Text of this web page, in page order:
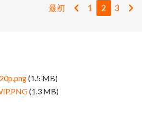
最初 1 2 3
(1.5 MB)
(1.3 MB)